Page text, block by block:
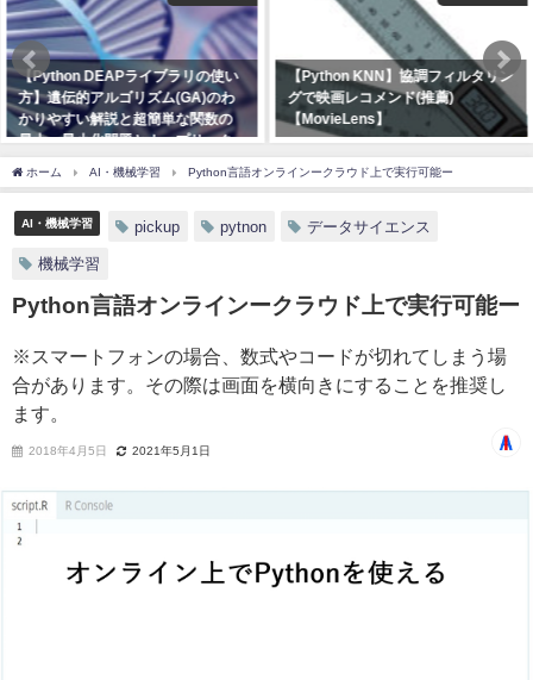
【Python DEAPライブラリの使い
方】遺伝的アルゴリズム(GA)のわ
かりやすい解説と超簡単な関数の
最大・最小化問題とナップサック
問題を解く
【Python KNN】協調フィルタリン
グで映画レコメンド(推薦)
【MovieLens】
ホーム AI・機械学習 Python言語オンラインークラウド上で実行可能ー
AI・機械学習 pickup pytnon データサイエンス
機械学習
Python言語オンラインークラウド上で実行可能ー
※スマートフォンの場合、数式やコードが切れてしまう場
合があります。その際は画面を横向きにすることを推奨し
ます。
2018年4月5日 2021年5月1日